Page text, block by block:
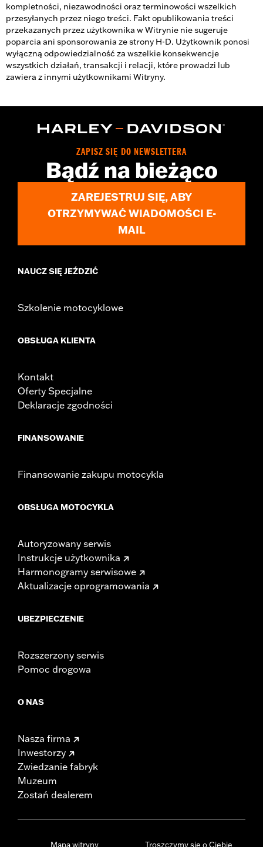
kompletności, niezawodności oraz terminowości wszelkich
przesyłanych przez niego treści. Fakt opublikowania treści
przekazanych przez użytkownika w Witrynie nie sugeruje
poparcia ani sponsorowania ze strony H-D. Użytkownik ponosi
wyłączną odpowiedzialność za wszelkie konsekwencje
wszystkich działań, transakcji i relacji, które prowadzi lub
zawiera z innymi użytkownikami Witryny.
ZAPISZ SIĘ DO NEWSLETTERA
Bądź na bieżąco
ZAREJESTRUJ SIĘ, ABY
OTRZYMYWAĆ WIADOMOŚCI E-
MAIL
NAUCZ SIĘ JEŹDZIĆ
Szkolenie motocyklowe
OBSŁUGA KLIENTA
Kontakt
Oferty Specjalne
Deklaracje zgodności
FINANSOWANIE
Finansowanie zakupu motocykla
OBSŁUGA MOTOCYKLA
Autoryzowany serwis
Instrukcje użytkownika
Harmonogramy serwisowe
Aktualizacje oprogramowania
UBEZPIECZENIE
Rozszerzony serwis
Pomoc drogowa
O NAS
Nasza firma
Inwestorzy
Zwiedzanie fabryk
Muzeum
Zostań dealerem
Mapa witryny Troszczymy się o Ciebie